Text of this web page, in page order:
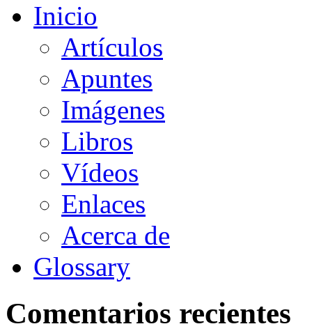
Inicio
Artículos
Apuntes
Imágenes
Libros
Vídeos
Enlaces
Acerca de
Glossary
Comentarios recientes